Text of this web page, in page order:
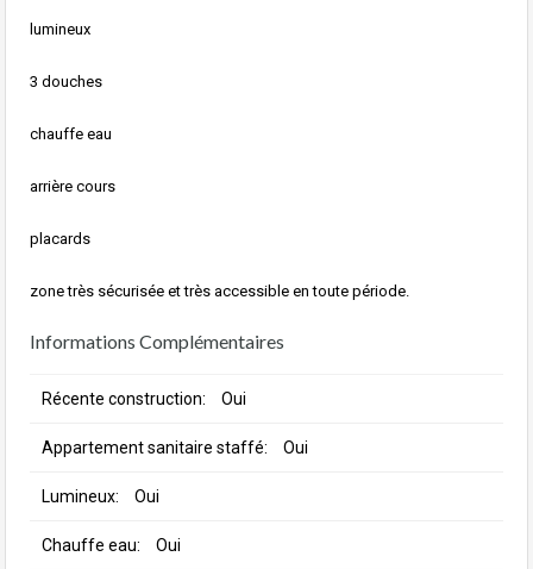
lumineux
3 douches
chauffe eau
arrière cours
placards
zone très sécurisée et très accessible en toute période.
Informations Complémentaires
Récente construction: Oui
Appartement sanitaire staffé: Oui
Lumineux: Oui
Chauffe eau: Oui